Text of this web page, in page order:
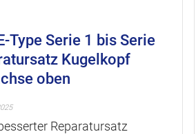
Type Serie 1 bis Serie
Kugelkopf
oben
Reparatursatz